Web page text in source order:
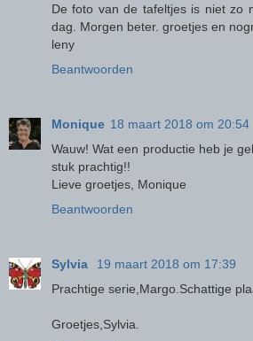
De foto van de tafeltjes is niet zo
dag. Morgen beter. groetjes en
leny
Beantwoorden
Monique 18 maart 2018 om 20:54
Wauw! Wat een productie heb je
stuk prachtig!!
Lieve groetjes, Monique
Beantwoorden
Sylvia
19 maart 2018 om 17:39
Prachtige serie,Margo.Schattige
Groetjes,Sylvia.